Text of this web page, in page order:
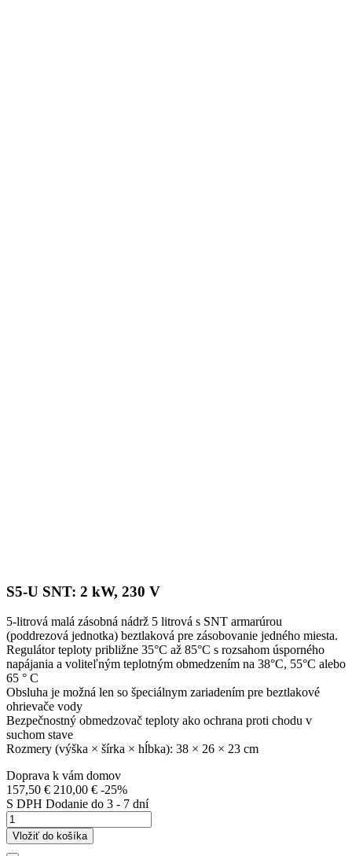
S5-U SNT: 2 kW, 230 V
5-litrová malá zásobná nádrž 5 litrová s SNT armarúrou
(poddrezová jednotka) beztlaková pre zásobovanie jedného miesta.
Regulátor teploty približne 35°C až 85°C s rozsahom úsporného
napájania a voliteľným teplotným obmedzením na 38°C, 55°C alebo
65 ° C
Obsluha je možná len so špeciálnym zariadením pre beztlakové
ohrievače vody
Bezpečnostný obmedzovač teploty ako ochrana proti chodu v
suchom stave
Rozmery (výška × šírka × hĺbka): 38 × 26 × 23 cm
Doprava k vám domov
157,50 € 210,00 € -25%
S DPH Dodanie do 3 - 7 dní
Vložiť do košíka